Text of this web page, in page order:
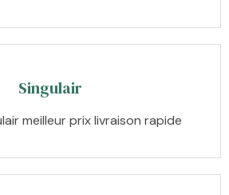
Singulair
meilleur prix livraison rapide